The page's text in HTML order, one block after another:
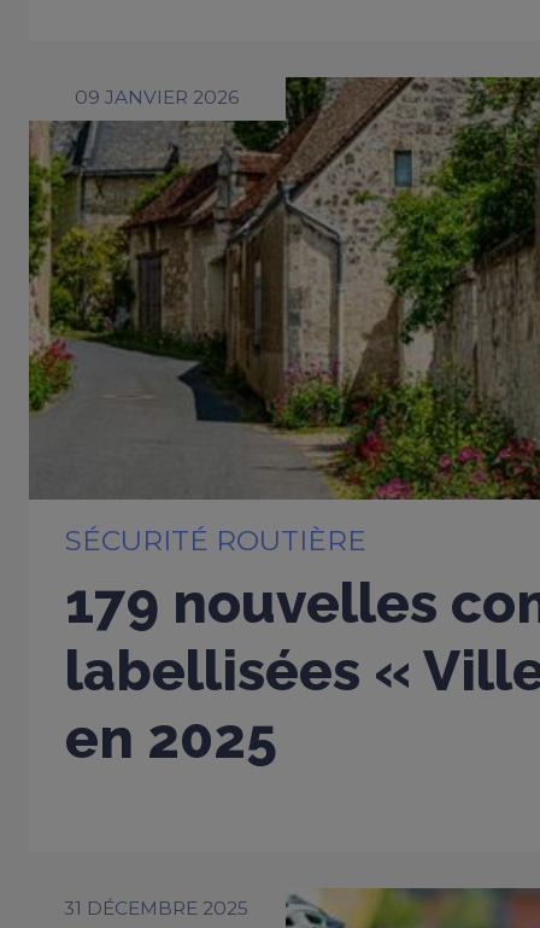
09 JANVIER 2026
SÉCURITÉ ROUTIÈRE
179 nouvelles
labellisées «
en 2025
31 DÉCEMBRE 2025